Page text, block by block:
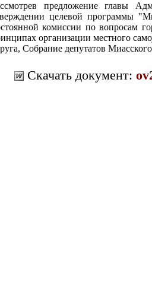
предложение главы
целевой программы
комиссии по вопросам
организации местного
Собрание депутатов
Скачать документ: